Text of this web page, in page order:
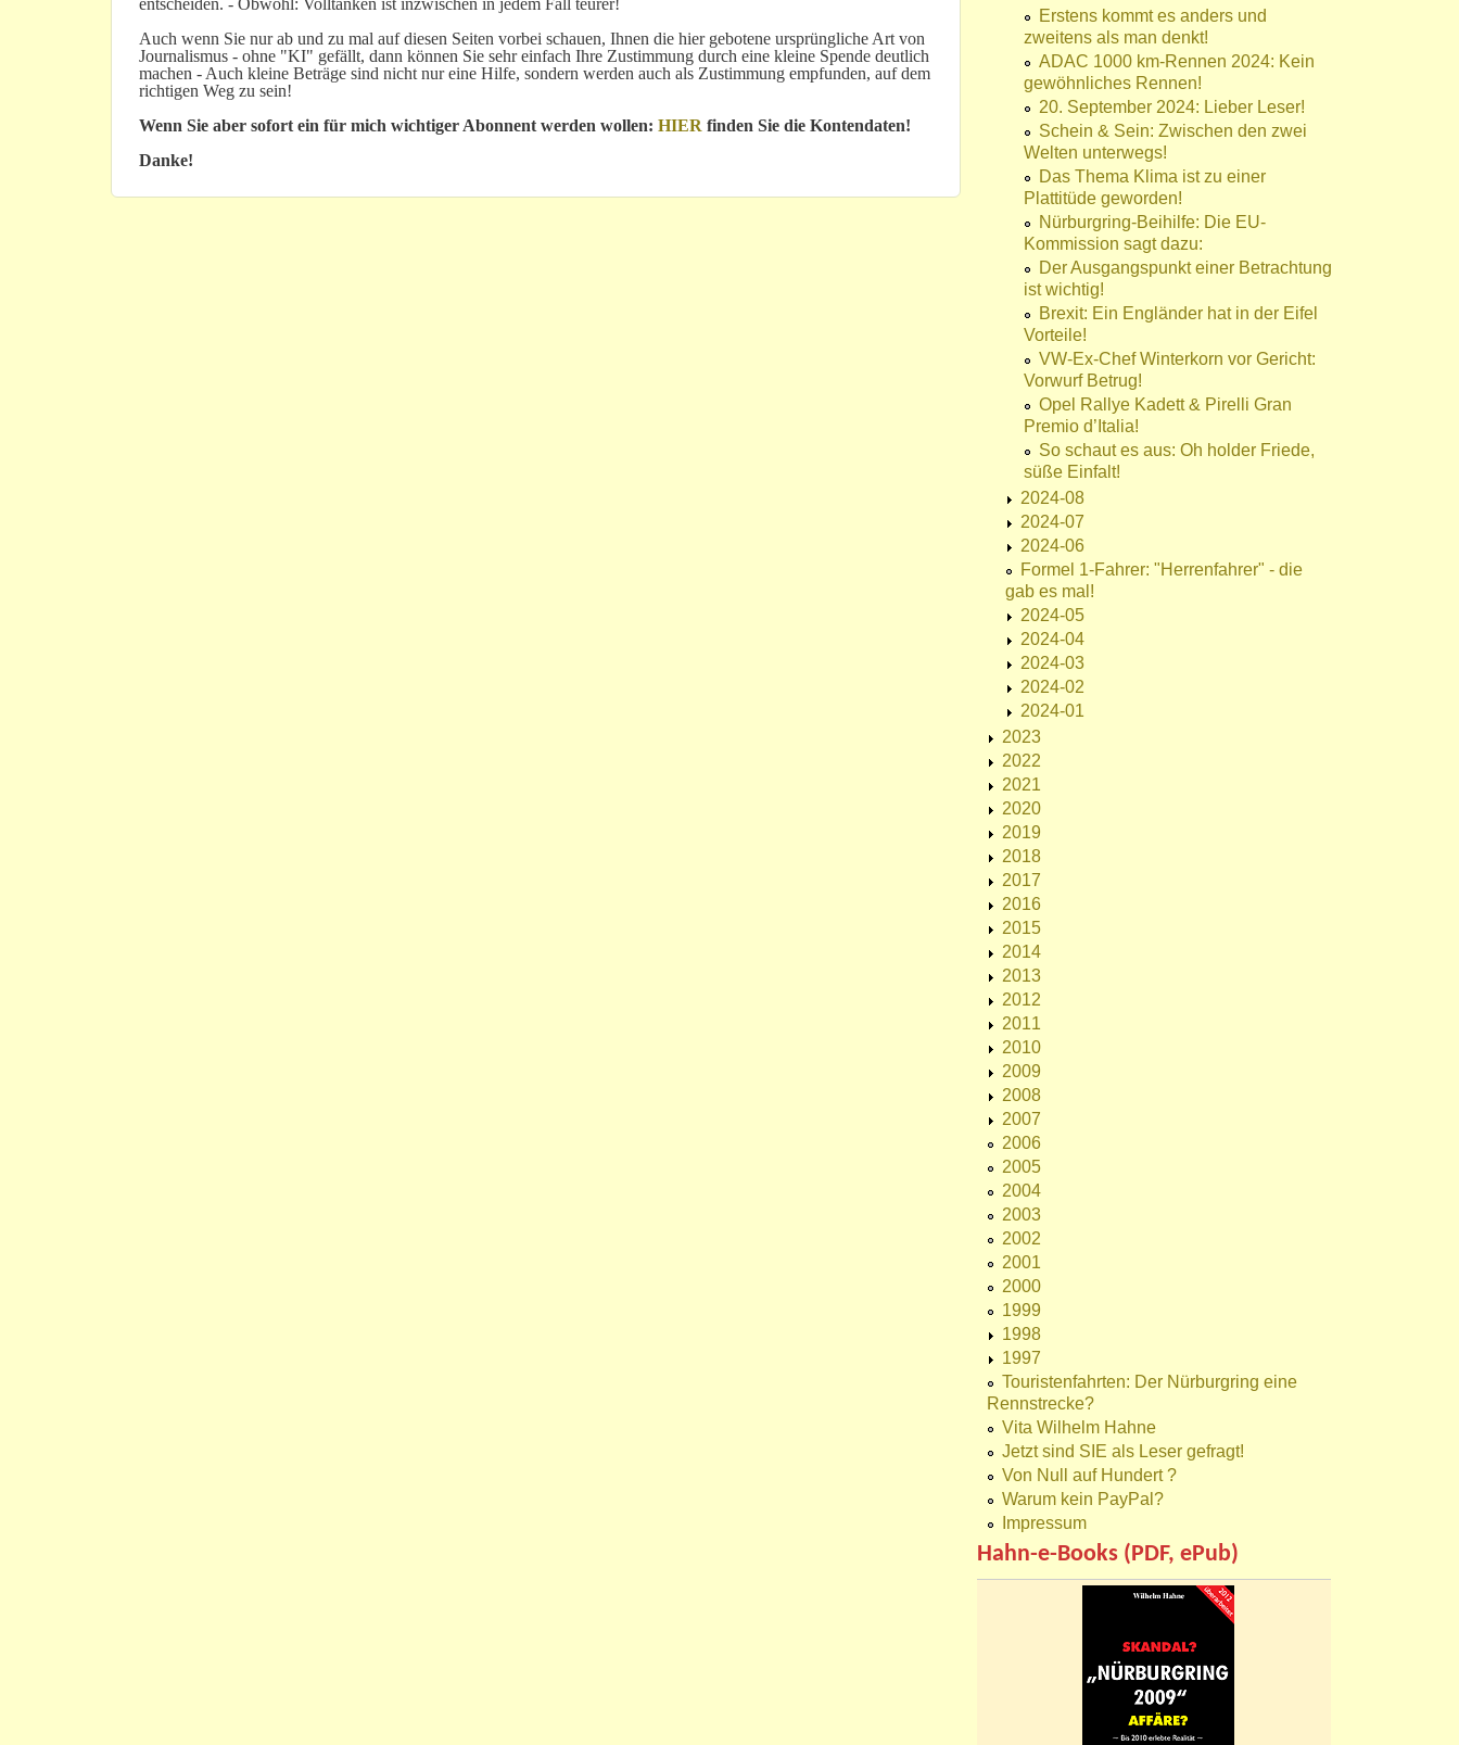
entscheiden. - Obwohl: Volltanken ist inzwischen in jedem Fall teurer!
Auch wenn Sie nur ab und zu mal auf diesen Seiten vorbei schauen, Ihnen die hier gebotene ursprüngliche Art von
Journalismus - ohne "KI" gefällt, dann können Sie sehr einfach Ihre Zustimmung durch eine kleine Spende deutlich
machen - Auch kleine Beträge sind nicht nur eine Hilfe, sondern werden auch als Zustimmung empfunden, auf dem
richtigen Weg zu sein!
Wenn Sie aber sofort ein für mich wichtiger Abonnent werden wollen: HIER finden Sie die Kontendaten!
Danke!
Erstens kommt es anders und
zweitens als man denkt!
ADAC 1000 km-Rennen 2024: Kein
gewöhnliches Rennen!
20. September 2024: Lieber Leser!
Schein & Sein: Zwischen den zwei
Welten unterwegs!
Das Thema Klima ist zu einer
Plattitüde geworden!
Nürburgring-Beihilfe: Die EU-
Kommission sagt dazu:
Der Ausgangspunkt einer Betrachtung
ist wichtig!
Brexit: Ein Engländer hat in der Eifel
Vorteile!
VW-Ex-Chef Winterkorn vor Gericht:
Vorwurf Betrug!
Opel Rallye Kadett & Pirelli Gran
Premio d’Italia!
So schaut es aus: Oh holder Friede,
süße Einfalt!
2024-08
2024-07
2024-06
Formel 1-Fahrer: "Herrenfahrer" - die
gab es mal!
2024-05
2024-04
2024-03
2024-02
2024-01
2023
2022
2021
2020
2019
2018
2017
2016
2015
2014
2013
2012
2011
2010
2009
2008
2007
2006
2005
2004
2003
2002
2001
2000
1999
1998
1997
Touristenfahrten: Der Nürburgring eine
Rennstrecke?
Vita Wilhelm Hahne
Jetzt sind SIE als Leser gefragt!
Von Null auf Hundert ?
Warum kein PayPal?
Impressum
Hahn-e-Books (PDF, ePub)